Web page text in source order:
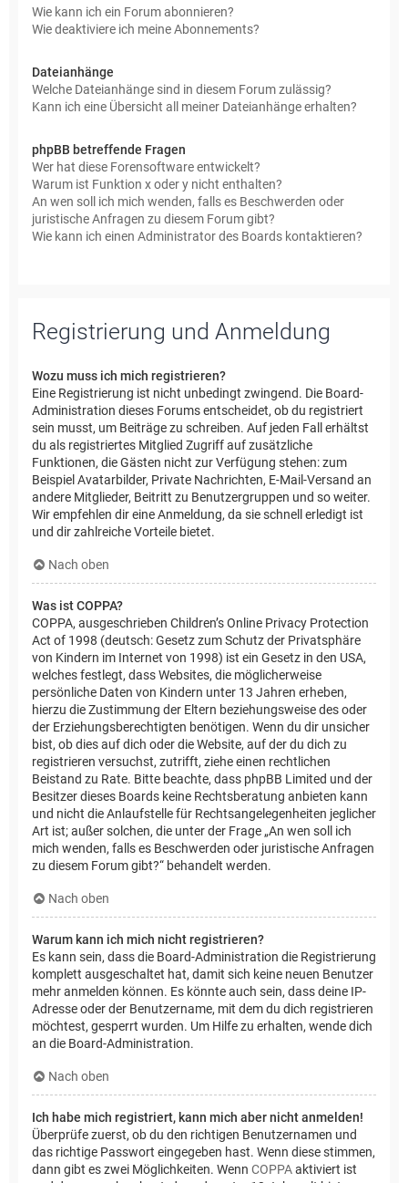
Wie kann ich ein Forum abonnieren?
Wie deaktiviere ich meine Abonnements?
Dateianhänge
Welche Dateianhänge sind in diesem Forum zulässig?
Kann ich eine Übersicht all meiner Dateianhänge erhalten?
phpBB betreffende Fragen
Wer hat diese Forensoftware entwickelt?
Warum ist Funktion x oder y nicht enthalten?
An wen soll ich mich wenden, falls es Beschwerden oder
juristische Anfragen zu diesem Forum gibt?
Wie kann ich einen Administrator des Boards kontaktieren?
Registrierung und Anmeldung
Wozu muss ich mich registrieren?
Eine Registrierung ist nicht unbedingt zwingend. Die Board-
Administration dieses Forums entscheidet, ob du registriert
sein musst, um Beiträge zu schreiben. Auf jeden Fall erhältst
du als registriertes Mitglied Zugriff auf zusätzliche
Funktionen, die Gästen nicht zur Verfügung stehen: zum
Beispiel Avatarbilder, Private Nachrichten, E-Mail-Versand an
andere Mitglieder, Beitritt zu Benutzergruppen und so weiter.
Wir empfehlen dir eine Anmeldung, da sie schnell erledigt ist
und dir zahlreiche Vorteile bietet.
Nach oben
Was ist COPPA?
COPPA, ausgeschrieben Children’s Online Privacy Protection
Act of 1998 (deutsch: Gesetz zum Schutz der Privatsphäre
von Kindern im Internet von 1998) ist ein Gesetz in den USA,
welches festlegt, dass Websites, die möglicherweise
persönliche Daten von Kindern unter 13 Jahren erheben,
hierzu die Zustimmung der Eltern beziehungsweise des oder
der Erziehungsberechtigten benötigen. Wenn du dir unsicher
bist, ob dies auf dich oder die Website, auf der du dich zu
registrieren versuchst, zutrifft, ziehe einen rechtlichen
Beistand zu Rate. Bitte beachte, dass phpBB Limited und der
Besitzer dieses Boards keine Rechtsberatung anbieten kann
und nicht die Anlaufstelle für Rechtsangelegenheiten jeglicher
Art ist; außer solchen, die unter der Frage „An wen soll ich
mich wenden, falls es Beschwerden oder juristische Anfragen
zu diesem Forum gibt?“ behandelt werden.
Nach oben
Warum kann ich mich nicht registrieren?
Es kann sein, dass die Board-Administration die Registrierung
komplett ausgeschaltet hat, damit sich keine neuen Benutzer
mehr anmelden können. Es könnte auch sein, dass deine IP-
Adresse oder der Benutzername, mit dem du dich registrieren
möchtest, gesperrt wurden. Um Hilfe zu erhalten, wende dich
an die Board-Administration.
Nach oben
Ich habe mich registriert, kann mich aber nicht anmelden!
Überprüfe zuerst, ob du den richtigen Benutzernamen und
das richtige Passwort eingegeben hast. Wenn diese stimmen,
dann gibt es zwei Möglichkeiten. Wenn COPPAaktiviert ist